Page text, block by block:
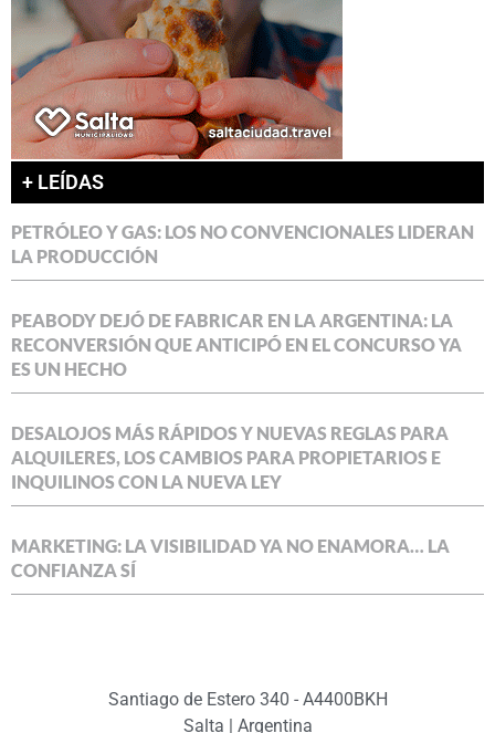
+ LEÍDAS
PETRÓLEO Y GAS: LOS NO CONVENCIONALES LIDERAN
LA PRODUCCIÓN
PEABODY DEJÓ DE FABRICAR EN LA ARGENTINA: LA
RECONVERSIÓN QUE ANTICIPÓ EN EL CONCURSO YA
ES UN HECHO
DESALOJOS MÁS RÁPIDOS Y NUEVAS REGLAS PARA
ALQUILERES, LOS CAMBIOS PARA PROPIETARIOS E
INQUILINOS CON LA NUEVA LEY
MARKETING: LA VISIBILIDAD YA NO ENAMORA… LA
CONFIANZA SÍ
Santiago de Estero 340 - A4400BKH
Salta | Argentina